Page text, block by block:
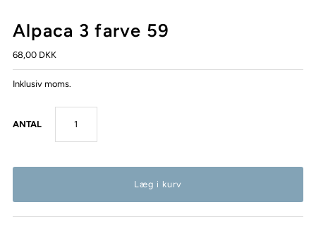
Alpaca 3 farve 59
68,00 DKK
Inklusiv moms.
ANTAL